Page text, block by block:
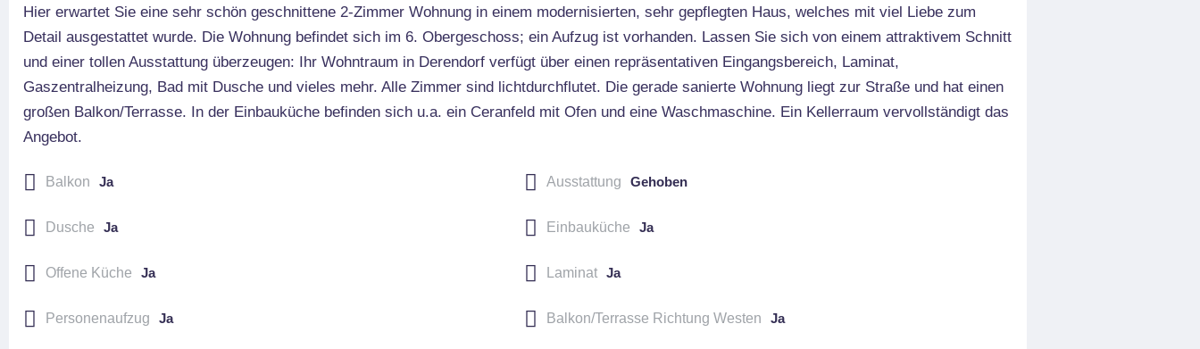
Hier erwartet Sie eine sehr schön geschnittene 2-Zimmer Wohnung in einem modernisierten, sehr gepflegten Haus, welches mit viel Liebe zum
Detail ausgestattet wurde. Die Wohnung befindet sich im 6. Obergeschoss; ein Aufzug ist vorhanden. Lassen Sie sich von einem attraktivem Schnitt
und einer tollen Ausstattung überzeugen: Ihr Wohntraum in Derendorf verfügt über einen repräsentativen Eingangsbereich, Laminat,
Gaszentralheizung, Bad mit Dusche und vieles mehr. Alle Zimmer sind lichtdurchflutet. Die gerade sanierte Wohnung liegt zur Straße und hat einen
großen Balkon/Terrasse. In der Einbauküche befinden sich u.a. ein Ceranfeld mit Ofen und eine Waschmaschine. Ein Kellerraum vervollständigt das
Angebot.
Balkon Ja Ausstattung Gehoben
Dusche Ja Einbauküche Ja
Offene Küche Ja Laminat Ja
Personenaufzug Ja Balkon/Terrasse Richtung Westen Ja